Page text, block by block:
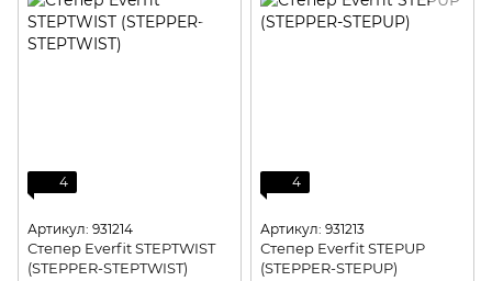
4
Артикул: 931214
Степер Everfit STEPTWIST
(STEPPER-STEPTWIST)
4
Артикул: 931213
Степер Everfit STEPUP
(STEPPER-STEPUP)